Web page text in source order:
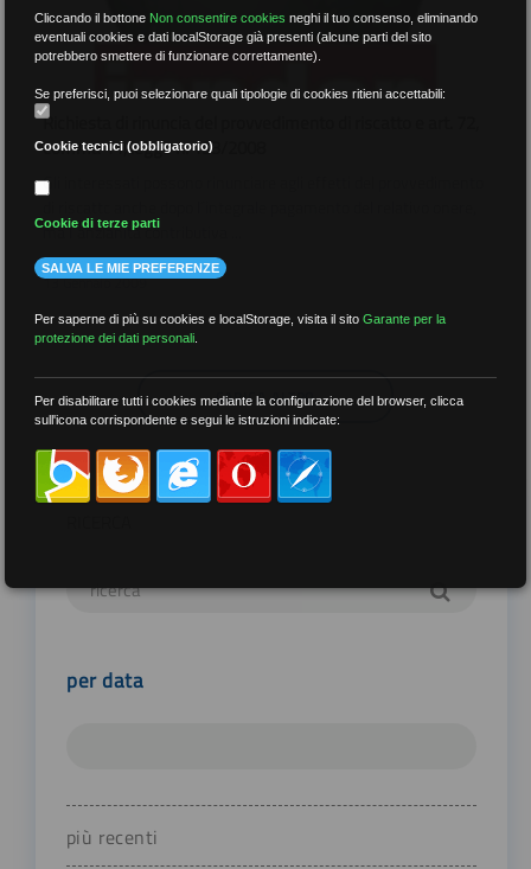
Richiesta di rinuncia del provvedimento di riscatto e art. 72,
comma 11, legge n. 133/2008
Gli interessati possono rinunciare agli effetti del provvedimento
ma l´anzianità contributiva ...
13 Gennaio 2009
CARICA ALTRO
per data
più recenti
Cliccando il bottone Non consentire cookies neghi il tuo consenso, eliminando
eventuali cookies e dati localStorage già presenti (alcune parti del sito
potrebbero smettere di funzionare correttamente).
Se preferisci, puoi selezionare quali tipologie di cookies ritieni accettabili:
Cookie tecnici (obbligatorio)
Cookie di terze parti
SALVA LE MIE PREFERENZE
Per saperne di più su cookies e localStorage, visita il sitoGarante per la
protezione dei dati personali.
Per disabilitare tutti i cookies mediante la configurazione del browser, clicca
sull'icona corrispondente e segui le istruzioni indicate: